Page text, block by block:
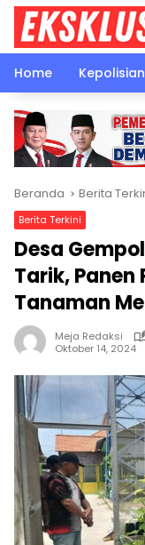
Langsung
konten
Home
Kepolisian
Beranda Berita
Berita Terkini
Desa
Tarik, Panen
Tanaman
Meja Redaksi
Oktober 14, 2024